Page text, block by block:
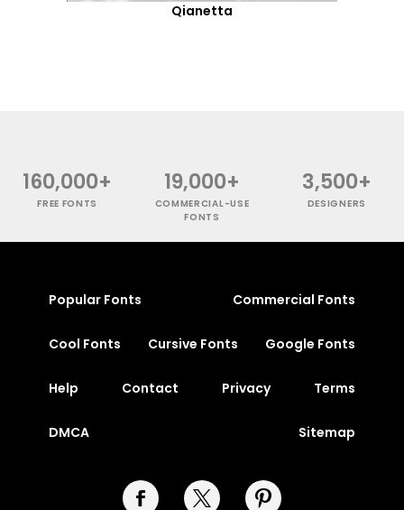
Qianetta
160,000+
FREE FONTS
19,000+
COMMERCIAL-USE
FONTS
3,500+
DESIGNERS
Popular Fonts Commercial Fonts
Cool Fonts Cursive Fonts Google Fonts
Help Contact Privacy Terms
DMCA Sitemap